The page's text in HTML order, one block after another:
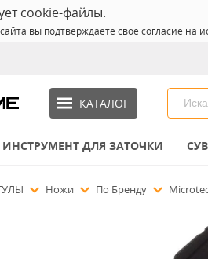
cookie-файлы.
вы подтверждаете свое согласие на
КАТАЛОГ
ИНСТРУМЕНТ ДЛЯ ЗАТОЧКИ
Ножи По Бренду